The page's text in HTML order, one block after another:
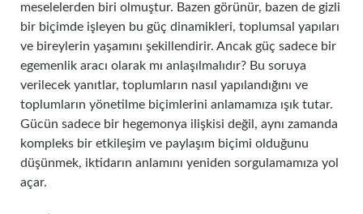
meselelerden biri olmuştur. Bazen görünür, bazen de gizli
bir biçimde işleyen bu güç dinamikleri, toplumsal yapıları
ve bireylerin yaşamını şekillendirir. Ancak güç sadece bir
egemenlik aracı olarak mı anlaşılmalıdır? Bu soruya
verilecek yanıtlar, toplumların nasıl yapılandığını ve
toplumların yönetilme biçimlerini anlamamıza ışık tutar.
Gücün sadece bir hegemonya ilişkisi değil, aynı zamanda
kompleks bir etkileşim ve paylaşım biçimi olduğunu
düşünmek, iktidarın anlamını yeniden sorgulamamıza yol
açar.